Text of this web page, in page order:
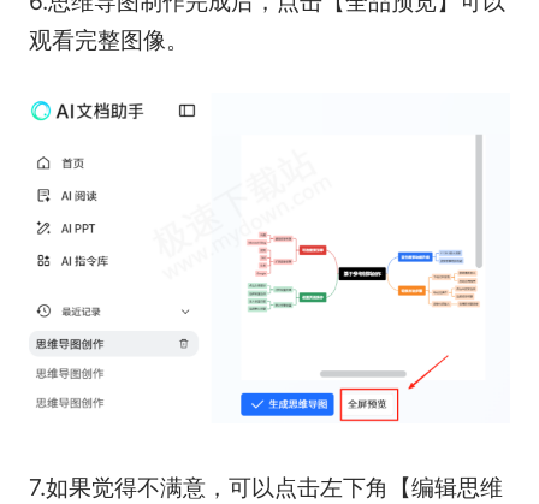
观看完整图像。
7.如果觉得不满意，可以点击左下角【编辑思维